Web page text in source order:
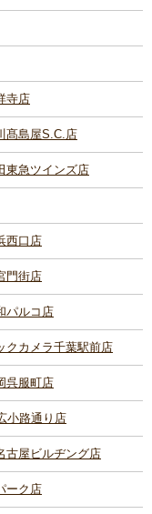
寺店
髙島屋S.C.店
東急ツインズ店
西口店
門街店
パルコ店
クカメラ千葉駅前店
呉服町店
小路通り店
古屋ビルヂング店
ーク店